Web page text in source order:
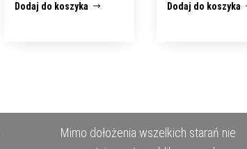
Dodaj do koszyka Dodaj do koszyka
Mimo dołożenia wszelkich starań nie